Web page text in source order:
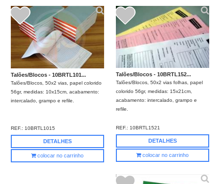
Talões/Blocos - 10BRTL101...
Talões/Blocos, 50x2 vias, papel colorido
56gr, medidas: 10x15cm, acabamento:
intercalado, grampo e refile.
REF.: 10BRTL1015
DETALHES
colocar no carrinho
Talões/Blocos - 10BRTL152...
Talões/Blocos, 50x2 vias folhas, papel
colorido 56gr, medidas: 15x21cm,
acabamento: intercalado, grampo e
refile.
REF.:10BRTL1521
DETALHES
colocar no carrinho